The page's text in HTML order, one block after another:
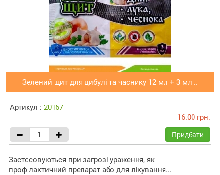
Зелений щит для цибулі та часнику 12 мл + 3 мл...
Артикул : 20167
16.00 грн.
Придбати
Застосовуються при загрозі ураження, як
профілактичний препарат або для лікування...